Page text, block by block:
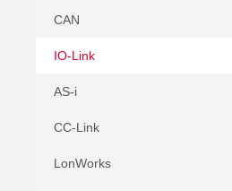
CAN
IO-Link
AS-i
CC-Link
LonWorks